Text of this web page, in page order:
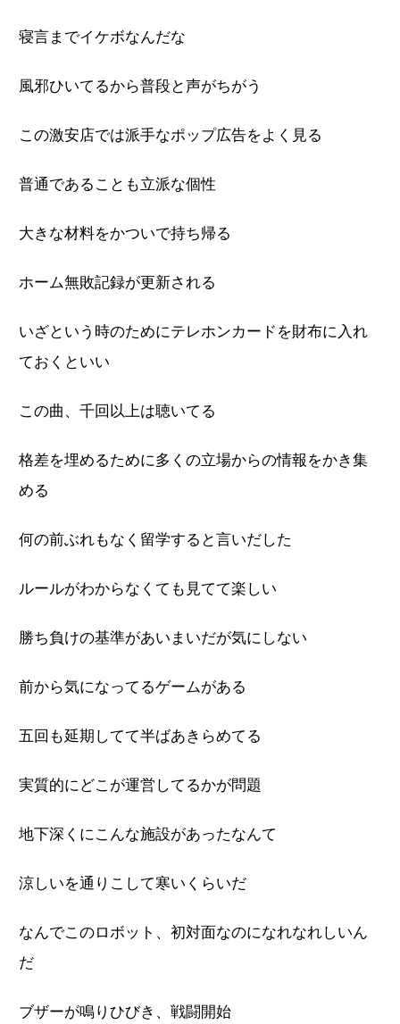
寝言までイケボなんだな
風邪ひいてるから普段と声がちがう
この激安店では派手なポップ広告をよく見る
普通であることも立派な個性
大きな材料をかついで持ち帰る
ホーム無敗記録が更新される
いざという時のためにテレホンカードを財布に入れ
ておくといい
この曲、千回以上は聴いてる
格差を埋めるために多くの立場からの情報をかき集
める
何の前ぶれもなく留学すると言いだした
ルールがわからなくても見てて楽しい
勝ち負けの基準があいまいだが気にしない
前から気になってるゲームがある
五回も延期してて半ばあきらめてる
実質的にどこが運営してるかが問題
地下深くにこんな施設があったなんて
涼しいを通りこして寒いくらいだ
なんでこのロボット、初対面なのになれなれしいん
だ
ブザーが鳴りひびき、戦闘開始